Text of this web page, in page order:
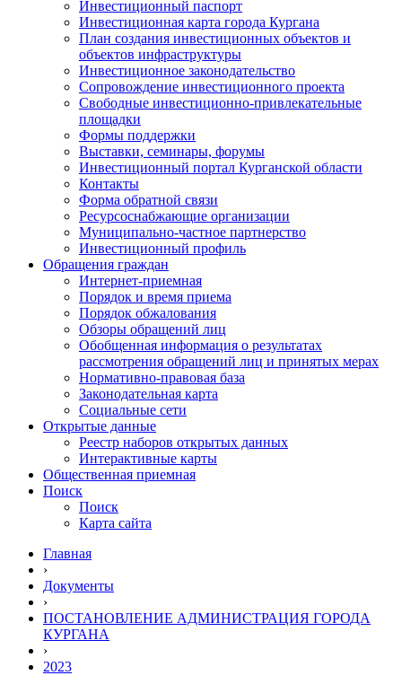
Инвестиционный паспорт
Инвестиционная карта города Кургана
План создания инвестиционных объектов и
объектов инфраструктуры
Инвестиционное законодательство
Сопровождение инвестиционного проекта
Свободные инвестиционно-привлекательные
площадки
Формы поддержки
Выставки, семинары, форумы
Инвестиционный портал Курганской области
Контакты
Форма обратной связи
Ресурсоснабжающие организации
Муниципально-частное партнерство
Инвестиционный профиль
Обращения граждан
Интернет-приемная
Порядок и время приема
Порядок обжалования
Обзоры обращений лиц
Обобщенная информация о результатах
рассмотрения обращений лиц и принятых мерах
Нормативно-правовая база
Законодательная карта
Социальные сети
Открытые данные
Реестр наборов открытых данных
Интерактивные карты
Общественная приемная
Поиск
Поиск
Карта сайта
Главная
›
Документы
›
ПОСТАНОВЛЕНИЕ АДМИНИСТРАЦИЯ ГОРОДА
КУРГАНА
›
2023